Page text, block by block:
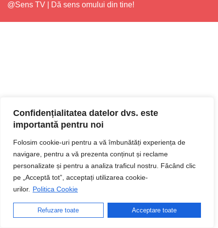
Confidențialitatea datelor dvs. este
importantă pentru noi
Folosim cookie-uri pentru a vă îmbunătăți experiența de
navigare, pentru a vă prezenta conținut și reclame
personalizate și pentru a analiza traficul nostru. Făcând clic
pe „Acceptă tot”, acceptați utilizarea cookie-
urilor. Politica Cookie
Refuzare toate Acceptare toate
@Sens TV | Dă sens omului din tine!